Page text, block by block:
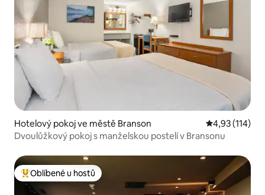
Hotelový pokoj ve městě Branson Průměrné
4,93 (114)
Dvoulůžkový pokoj s manželskou postelí v Bransonu
Nejlepší v kategorii Oblíbené u hostů
Oblíbené u hostů